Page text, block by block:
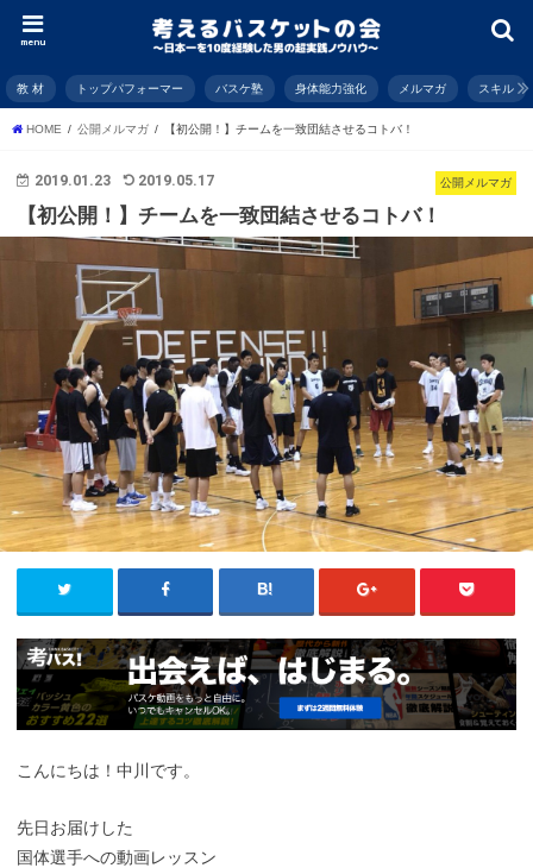
menu
教 材 トップパフォーマー バスケ塾 身体能力強化 メルマガ スキル
HOME 公開メルマガ 【初公開！】チームを一致団結させるコトバ！
公開メルマガ
2019.01.23 2019.05.17
【初公開！】チームを一致団結させるコトバ！
こんにちは！中川です。
先日お届けした
国体選手への動画レッスン